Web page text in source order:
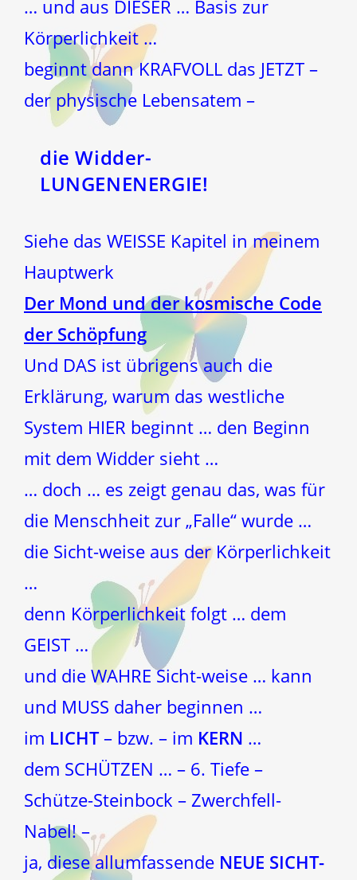
… und aus DIESER … Basis zur
Körperlichkeit …
beginnt dann KRAFVOLL das JETZT –
der physische Lebensatem –
die Widder-
LUNGENENERGIE!
Siehe das WEISSE Kapitel in meinem
Hauptwerk
Der Mond und der kosmische Code
der Schöpfung
Und DAS ist übrigens auch die
Erklärung, warum das westliche
System HIER beginnt … den Beginn
mit dem Widder sieht …
… doch … es zeigt genau das, was für
die Menschheit zur „Falle“ wurde …
die Sicht-weise aus der Körperlichkeit
…
denn Körperlichkeit folgt … dem
GEIST …
und die WAHRE Sicht-weise … kann
und MUSS daher beginnen …
im LICHT– bzw. – im KERN …
dem SCHÜTZEN … – 6. Tiefe –
Schütze-Steinbock – Zwerchfell-
Nabel! –
ja, diese allumfassende NEUE SICHT-